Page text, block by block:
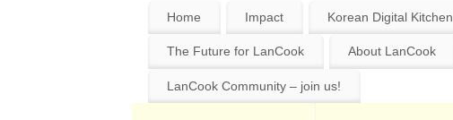
Home Impact Korean Digital Kitchen
The Future for LanCook About LanCook
LanCook Community – join us!